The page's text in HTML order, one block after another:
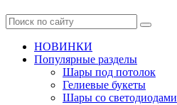
НОВИНКИ
Популярные разделы
Шары под потолок
Гелиевые букеты
Шары со светодиодами